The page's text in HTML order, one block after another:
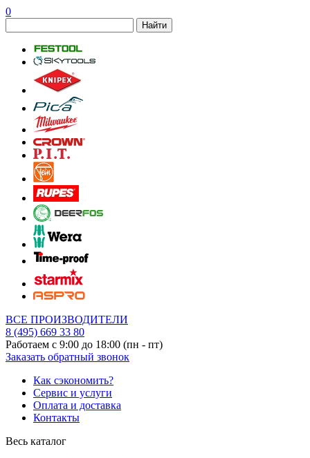
0
Найти
ВСЕ ПРОИЗВОДИТЕЛИ
8 (495) 669 33 80
Работаем с 9:00 до 18:00 (пн - пт)
Заказать обратный звонок
Как сэкономить?
Сервис и услуги
Оплата и доставка
Контакты
Весь каталог